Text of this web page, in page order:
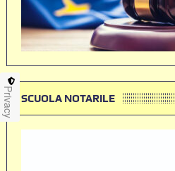
SCUOLA NOTARILE
Privacy